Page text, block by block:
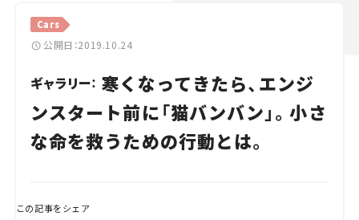
Cars
公開日：2019.10.24
ギャラリー： 寒くなってきたら、エンジ
ンスタート前に「猫バンバン」。小さ
な命を救うための行動とは。
この記事をシェア
Cars
Lifestyle
Traffic
Special